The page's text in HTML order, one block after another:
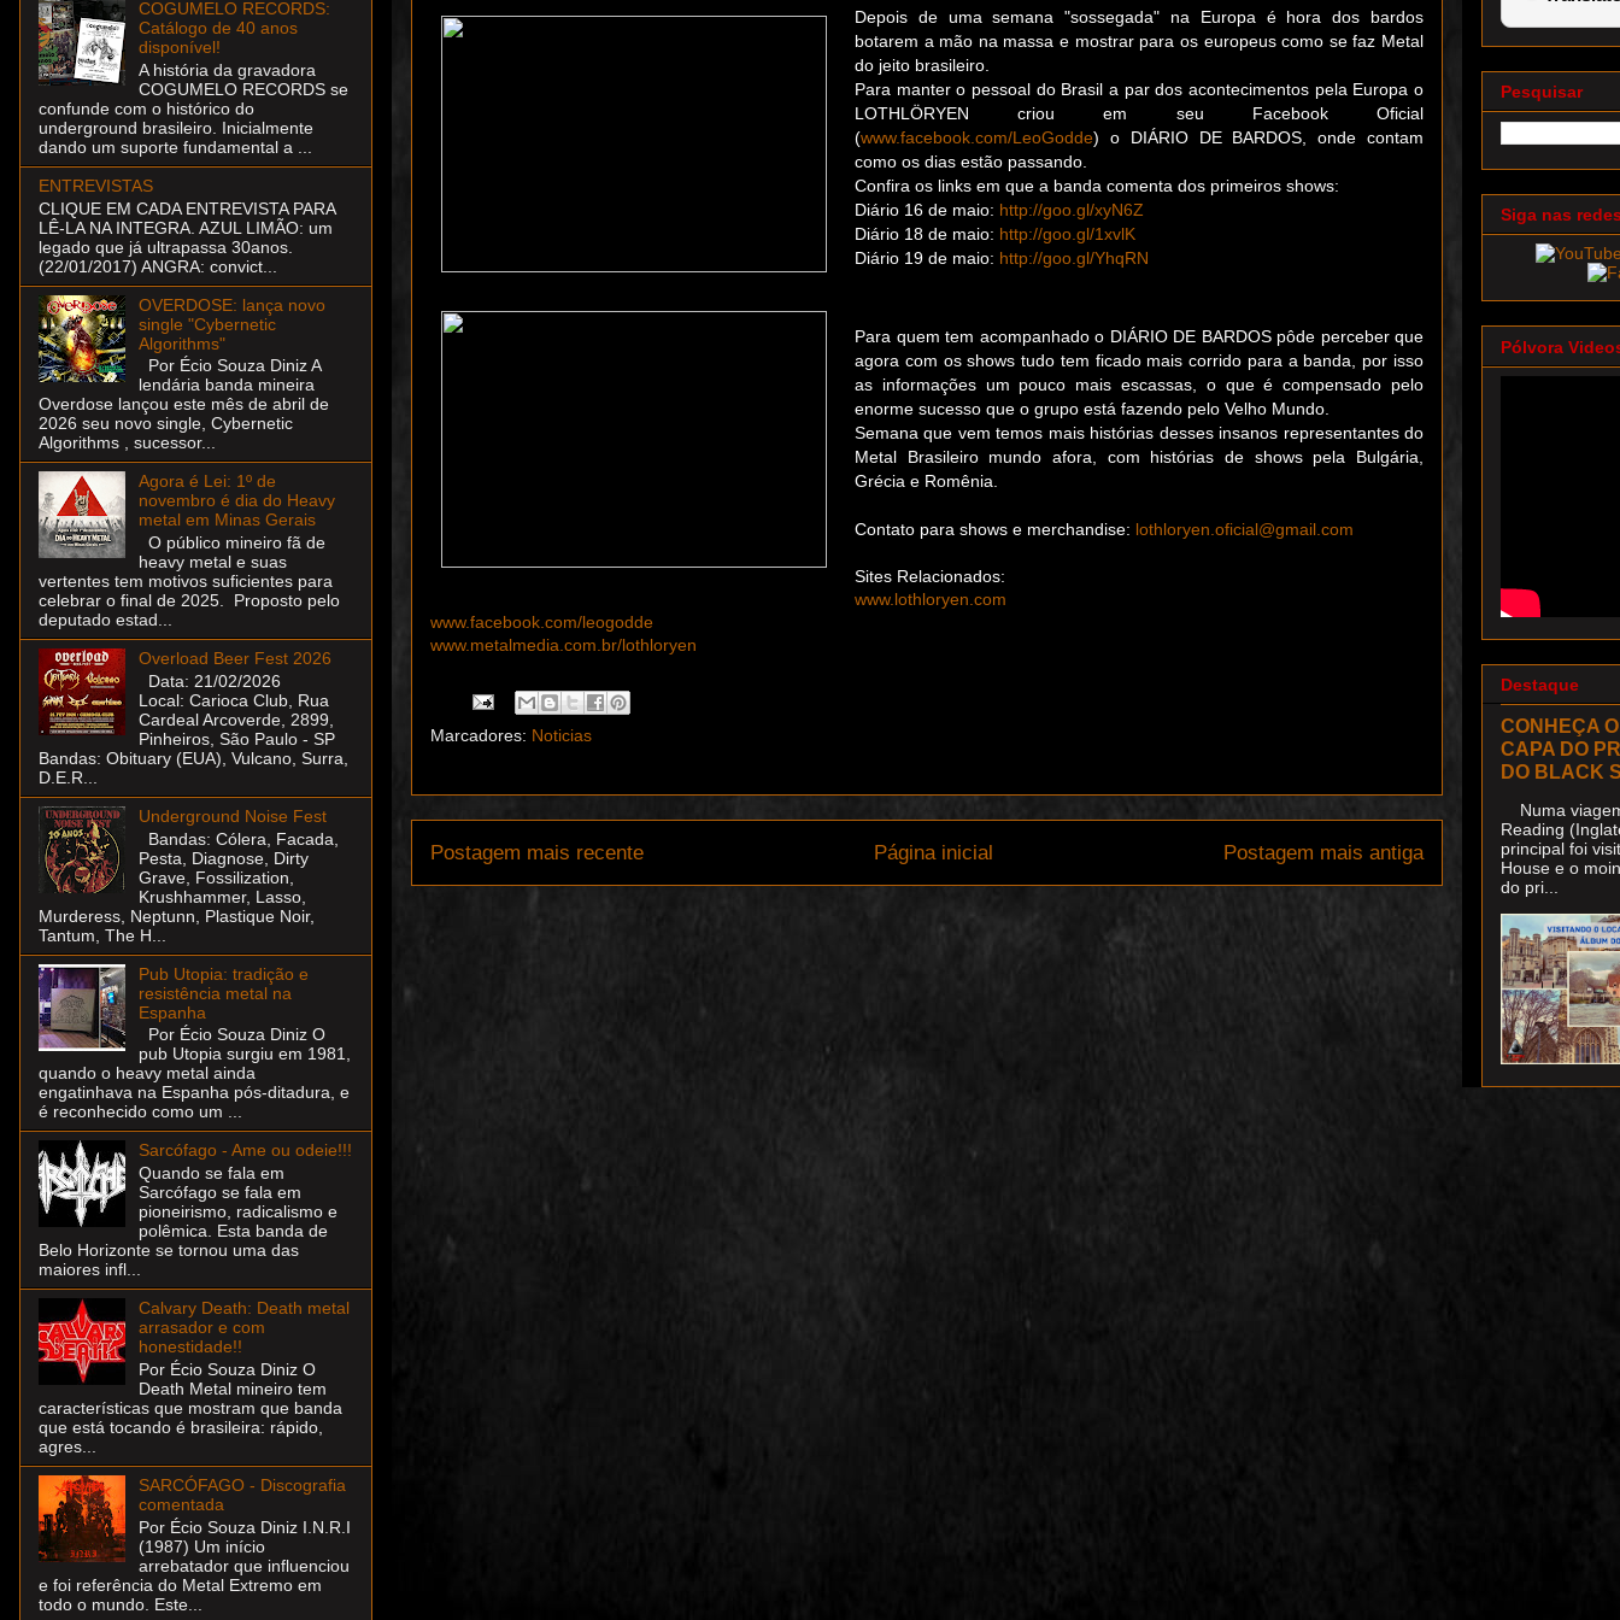
Depois de uma semana "sossegada" na Europa é hora dos bardos
botarem a mão na massa e mostrar para os europeus como se faz Metal
do jeito brasileiro.
Para manter o pessoal do Brasil a par dos acontecimentos pela Europa o
LOTHLÖRYEN criou em seu Facebook Oficial
(www.facebook.com/LeoGodde) o DIÁRIO DE BARDOS, onde contam
como os dias estão passando.
Confira os links em que a banda comenta dos primeiros shows:
Diário 16 de maio: http://goo.gl/xyN6Z
Diário 18 de maio: http://goo.gl/1xvlK
Diário 19 de maio: http://goo.gl/YhqRN
Para quem tem acompanhado o DIÁRIO DE BARDOS pôde perceber que
agora com os shows tudo tem ficado mais corrido para a banda, por isso
as informações um pouco mais escassas, o que é compensado pelo
enorme sucesso que o grupo está fazendo pelo Velho Mundo.
Semana que vem temos mais histórias desses insanos representantes do
Metal Brasileiro mundo afora, com histórias de shows pela Bulgária,
Grécia e Romênia.
Contato para shows e merchandise: lothloryen.oficial@gmail.com
Sites Relacionados:
www.lothloryen.com
www.facebook.com/leogodde
www.metalmedia.com.br/lothloryen
Marcadores: Noticias
Postagem mais recente Postagem mais antiga
Página inicial
COGUMELO RECORDS:
Catálogo de 40 anos
disponível!
A história da gravadora
COGUMELO RECORDS se
confunde com o histórico do
underground brasileiro. Inicialmente
dando um suporte fundamental a ...
ENTREVISTAS
CLIQUE EM CADA ENTREVISTA PARA
LÊ-LA NA INTEGRA. AZUL LIMÃO: um
legado que já ultrapassa 30anos.
(22/01/2017) ANGRA: convict...
OVERDOSE: lança novo
single "Cybernetic
Algorithms"
Por Écio Souza Diniz A
lendária banda mineira
Overdose lançou este mês de abril de
2026 seu novo single, Cybernetic
Algorithms , sucessor...
Agora é Lei: 1º de
novembro é dia do Heavy
metal em Minas Gerais
O público mineiro fã de
heavy metal e suas
vertentes tem motivos suficientes para
celebrar o final de 2025. Proposto pelo
deputado estad...
Overload Beer Fest 2026
Data: 21/02/2026
Local: Carioca Club, Rua
Cardeal Arcoverde, 2899,
Pinheiros, São Paulo - SP
Bandas: Obituary (EUA), Vulcano, Surra,
D.E.R...
Underground Noise Fest
Bandas: Cólera, Facada,
Pesta, Diagnose, Dirty
Grave, Fossilization,
Krushhammer, Lasso,
Murderess, Neptunn, Plastique Noir,
Tantum, The H...
Pub Utopia: tradição e
resistência metal na
Espanha
Por Écio Souza Diniz O
pub Utopia surgiu em 1981,
quando o heavy metal ainda
engatinhava na Espanha pós-ditadura, e
é reconhecido como um ...
Sarcófago - Ame ou odeie!!!
Quando se fala em
Sarcófago se fala em
pioneirismo, radicalismo e
polêmica. Esta banda de
Belo Horizonte se tornou uma das
maiores infl...
Calvary Death: Death metal
arrasador e com
honestidade!!
Por Écio Souza Diniz O
Death Metal mineiro tem
características que mostram que banda
que está tocando é brasileira: rápido,
agres...
SARCÓFAGO - Discografia
comentada
Por Écio Souza Diniz I.N.R.I
(1987) Um início
arrebatador que influenciou
e foi referência do Metal Extremo em
todo o mundo. Este...
Pesquisar
Siga nas
Pólvora
Destaque
CONHEÇA
CAPA DO
DO BLACK
Numa
Reading
principal foi
House e o
do pri...